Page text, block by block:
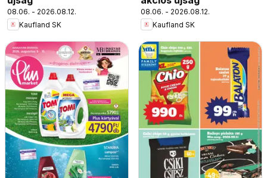
08.06. - 2026.08.12.
Kaufland SK
08.06. - 2026.08.12.
Kaufland SK